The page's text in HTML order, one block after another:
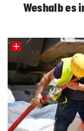
Weshalb es